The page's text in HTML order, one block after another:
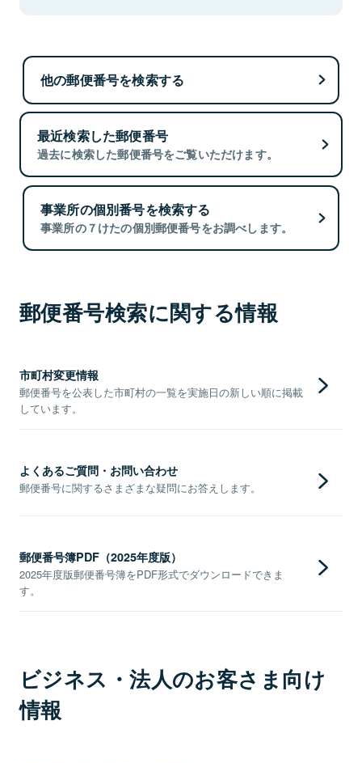
他の郵便番号を検索する
最近検索した郵便番号
過去に検索した郵便番号をご覧いただけます。
事業所の個別番号を検索する
事業所の７けたの個別郵便番号をお調べします。
郵便番号検索に関する情報
市町村変更情報
郵便番号を公表した市町村の一覧を実施日の新しい順に掲載
しています。
よくあるご質問・お問い合わせ
郵便番号に関するさまざまな疑問にお答えします。
郵便番号簿PDF（2025年度版）
2025年度版郵便番号簿をPDF形式でダウンロードできま
す。
ビジネス・法人のお客さま向け
情報